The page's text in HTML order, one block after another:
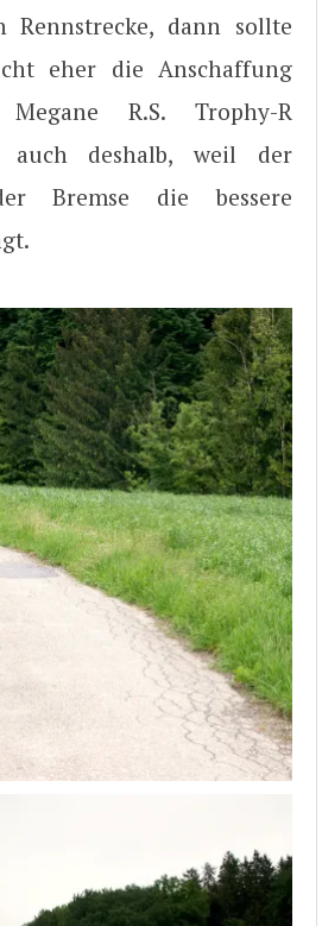
Rennstrecke, dann sollte
eher die Anschaffung
R.S. Trophy-R
auch deshalb, weil der
Bremse die bessere